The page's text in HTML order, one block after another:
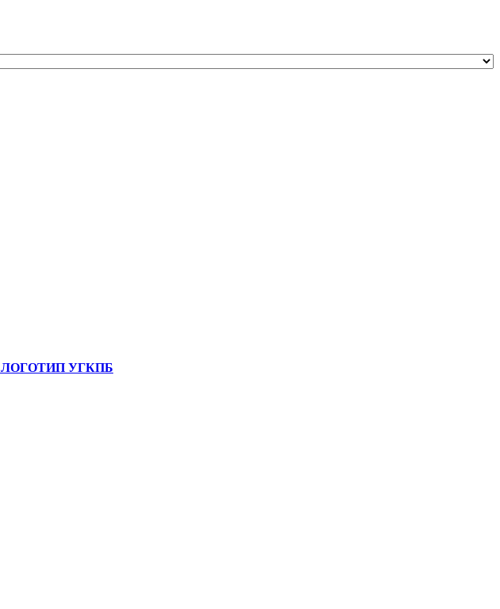
ЛОГОТИП УГКПБ